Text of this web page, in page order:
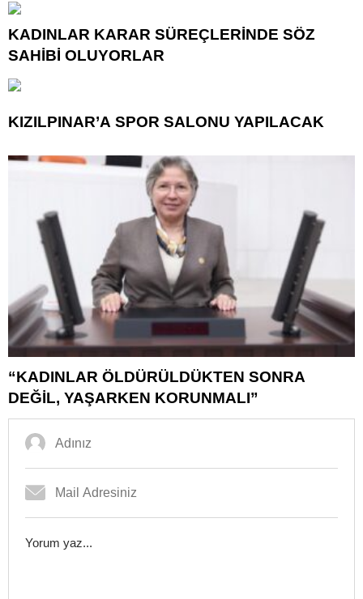
KADINLAR KARAR SÜREÇLERİNDE SÖZ
SAHİBİ OLUYORLAR
KIZILPINAR’A SPOR SALONU YAPILACAK
“KADINLAR ÖLDÜRÜLDÜKTEN SONRA
DEĞİL, YAŞARKEN KORUNMALI”